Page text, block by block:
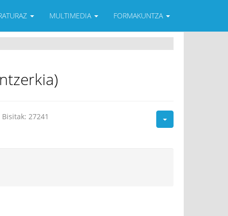
MULTIMEDIA FORMAKUNTZA
Bisitak: 27241